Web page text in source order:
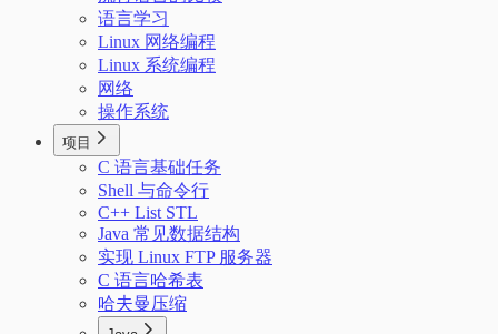
语言学习
Linux 网络编程
Linux 系统编程
网络
操作系统
项目
C 语言基础任务
Shell 与命令行
C++ List STL
Java 常见数据结构
实现 Linux FTP 服务器
C 语言哈希表
哈夫曼压缩